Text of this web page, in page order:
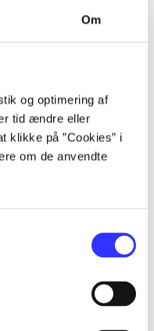
Om
og optimering af
tid ændre eller
klikke på ”Cookies” i
om de anvendte
dolor sit amet ...
dolor sit amet ...
dolor sit amet ...
dolor sit amet ...
dolor sit amet ...
dolor sit amet ...
dolor sit amet ...
dolor sit amet ...